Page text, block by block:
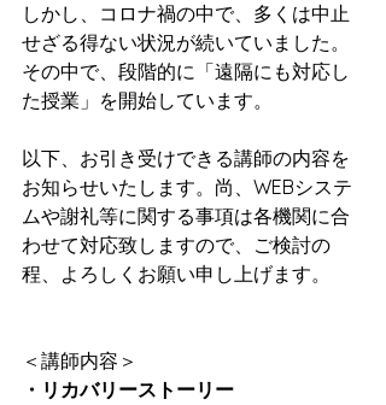
しかし、コロナ禍の中で、多くは中止
せざる得ない状況が続いていました。
その中で、段階的に「遠隔にも対応し
た授業」を開始しています。
以下、お引き受けできる講師の内容を
お知らせいたします。尚、WEBシステ
ムや謝礼等に関する事項は各機関に合
わせて対応致しますので、ご検討の
程、よろしくお願い申し上げます。
＜講師内容＞
・リカバリーストーリー